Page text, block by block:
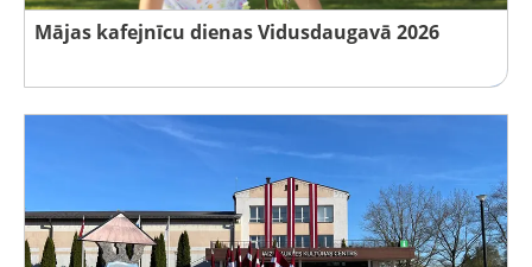
Mājas kafejnīcu dienas Vidusdaugavā 2026